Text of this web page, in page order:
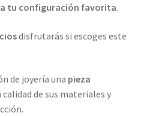
tu configuración favorita.
disfrutarás si escoges este
de joyería una pieza
calidad de sus materiales y